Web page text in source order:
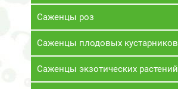
Саженцы роз
Саженцы плодовых кустарников
Саженцы экзотических растений